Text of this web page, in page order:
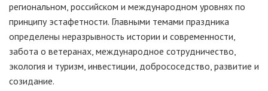
региональном, российском и международном уровнях по
принципу эстафетности. Главными темами праздника
определены неразрывность истории и современности,
забота о ветеранах, международное сотрудничество,
экология и туризм, инвестиции, добрососедство, развитие и
созидание.